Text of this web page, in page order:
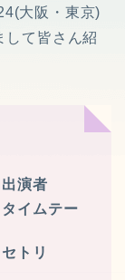
大阪・東京)
して皆さん紹
演者
イムテー
トリ